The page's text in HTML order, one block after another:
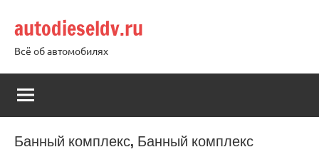
содержимому
autodieseldv.ru
Всё об автомобилях
Банный комплекс, Банный комплекс